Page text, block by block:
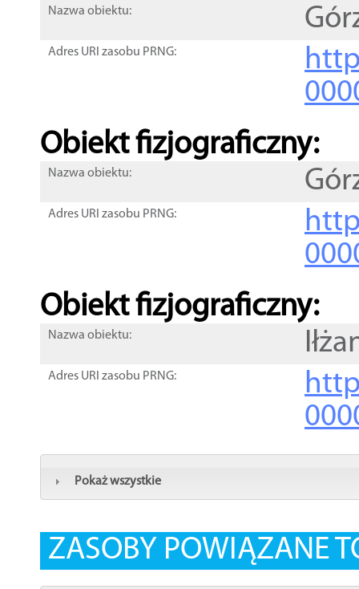
Nazwa obiektu:
Adres URI zasobu PRNG:
Obiekt fizjograficzny:
Nazwa obiektu:
Adres URI zasobu PRNG:
Obiekt fizjograficzny:
Nazwa obiektu:
Adres URI zasobu PRNG:
Pokaż wszystkie
ZASOBY POWIĄZANE